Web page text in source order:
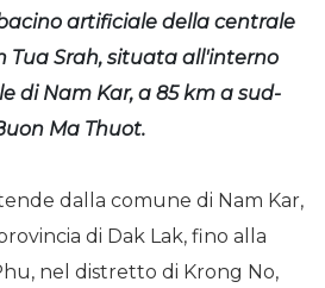
artificiale della centrale
Tua Srah, situata all'interno
di Nam Kar, a 85 km a sud-
Ma Thuot.
dalla comune di Nam Kar,
di Dak Lak, fino alla
nel distretto di Krong No,